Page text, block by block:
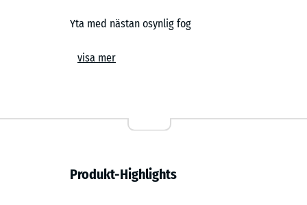
Yta med nästan osynlig fog
Den färdiga ytan får ett lugnt uttryck utan
mot underlaget.
Plattorna läggs flytande på ett jämnt och bärande
visa mer
Produkt-Highlights